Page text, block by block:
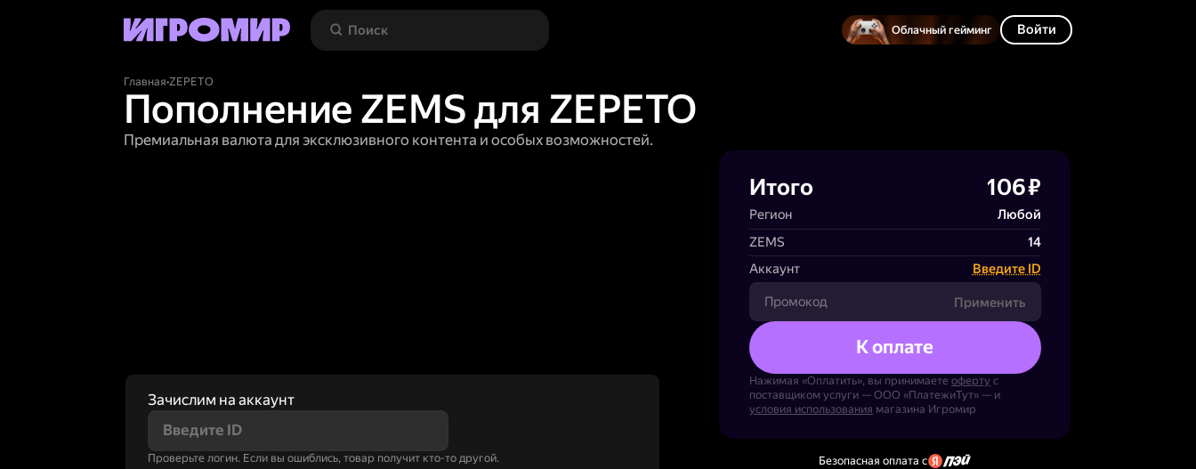
Облачный гейминг Войти
Главная•ZEPETO
Пополнение ZEMS для ZEPETO
Премиальная валюта для эксклюзивного контента и особых возможностей.
Зачислим на аккаунт
Проверьте логин. Если вы ошиблись, товар получит кто-то другой.
Итого 106 ₽
Регион
Любой
ZEMS
14
Аккаунт
Введите ID
Применить
К оплате
Нажимая «Оплатить», вы принимаетеоферту с
поставщиком услуги — ООО «ПлатежиТут» — и
условия использования магазина Игромир
Безопасная оплата с